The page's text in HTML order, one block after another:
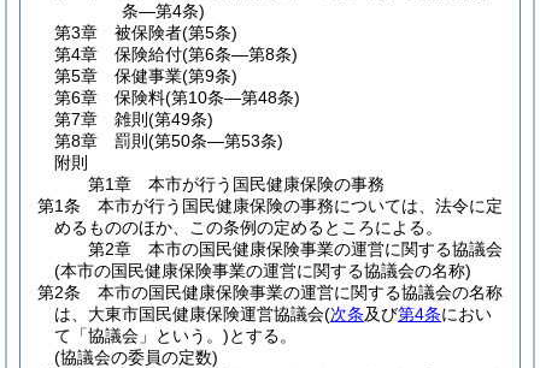
条―第4条)
第3章
被保険者(第5条)
第4章
保険給付(第6条―第8条)
第5章
保健事業(第9条)
第6章
保険料(第10条―第48条)
第7章
雑則 (第49条)
第8章
罰則 (第50条―第53条)
附則
第1章
本市が行う国民健康保険の事務
第1条
本市が行う国民健康保険の事務については、法令に定
めるもののほか、この条例の定めるところによる。
第2章
本市の国民健康保険事業の運営に関する協議会
(本市の国民健康保険事業の運営に関する協議会の名称)
第2条
本市の国民健康保険事業の運営に関する協議会の名称
は、大東市国民健康保険運営協議会(次条及び第4条におい
て「協議会」という。)とする。
(協議会の委員の定数)